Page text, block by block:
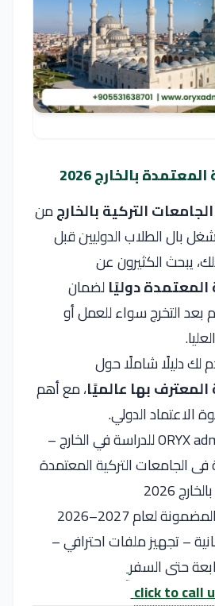
بالخارج 2026
التركية بالخارجمن
بال الطلاب الدوليين قبل
يبحث الكثيرون عن
المعتمدة دوليًالضمان
بعد التخرج سواء للعمل أو
لك دليلًا شاملًا حول
بها عالميًا، مع أهم
الاعتماد الدولي.
📍 مكتب ORYX admission للدراسة في الخارج –
فى الجامعات التركية المعتمدة
بالخارج 2026
لعام 2027–2026
– تجهيز ملفات احترافي –
حتى السفر
click to call